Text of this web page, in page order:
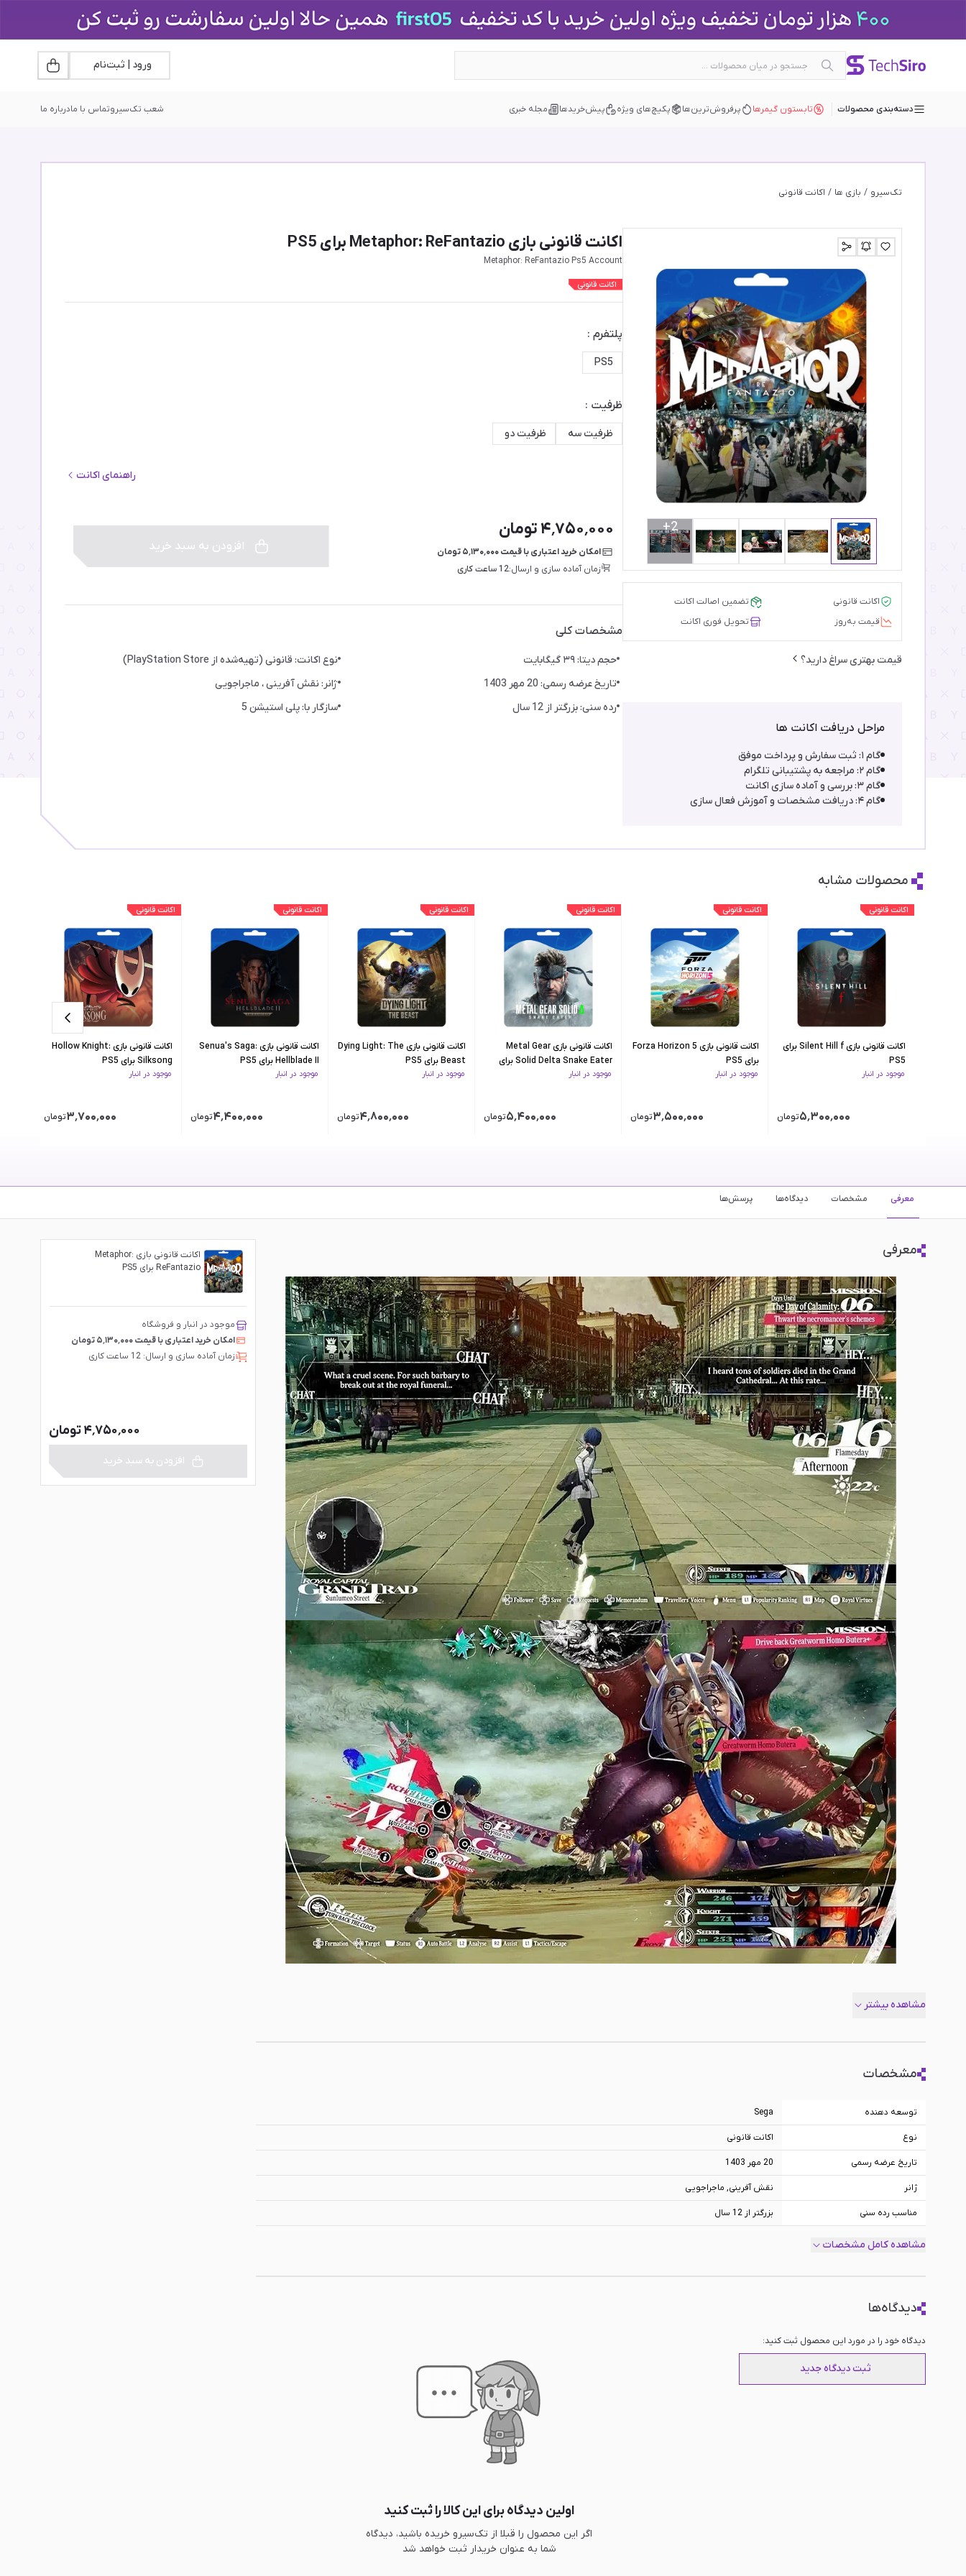
ورود | ثبت‌نام
دسته‌بندی محصولات تابستون گیمرها پرفروش‌ترین‌ها پکیچ‌های ویژه پیش‌خریدها مجله خبری شعب تک‌سیروتماس با مادرباره ما
تک‌سیرو / بازی ها / اکانت قانونی
2+
اکانت قانونی
تضمین اصالت اکانت
قیمت‌ به‌روز
تحویل فوری اکانت
قیمت بهتری سراغ دارید؟
مراحل دریافت اکانت ها
گام ۱: ثبت سفارش و پرداخت موفق
گام ۲: مراجعه به پشتیبانی تلگرام
گام ۳: بررسی و آماده سازی اکانت
گام ۴: دریافت مشخصات و آموزش فعال سازی
اکانت قانونی بازی Metaphor: ReFantazio برای PS5
Metaphor: ReFantazio Ps5 Account
اکانت قانونی
پلتفرم :
PS5
ظرفیت :
ظرفیت سه ظرفیت دو
راهنمای اکانت
افزودن به سبد خرید
۴٬۷۵۰٬۰۰۰ تومان
امکان خرید اعتباری با قیمت ۵٬۱۳۰٬۰۰۰ تومان
زمان آماده سازی و ارسال:12 ساعت کاری
مشخصات کلی
حجم دیتا: ۳۹ گیگابایت
نوع اکانت: قانونی (تهیه‌شده از PlayStation Store)
تاریخ عرضه رسمی: 20 مهر 1403
ژانر: نقش آفرینی ، ماجراجویی
رده سنی: بزرگتر از 12 سال
سازگار با: پلی استیشن 5
محصولات مشابه
اکانت قانونی
اکانت قانونی بازی Silent Hill f برای
PS5
موجود در انبار
۵٬۳۰۰٬۰۰۰تومان
اکانت قانونی
اکانت قانونی بازی Forza Horizon 5
برای PS5
موجود در انبار
۳٬۵۰۰٬۰۰۰تومان
اکانت قانونی
اکانت قانونی بازی Metal Gear
Solid Delta Snake Eater برای
PS5
موجود در انبار
۵٬۴۰۰٬۰۰۰تومان
اکانت قانونی
اکانت قانونی بازی Dying Light: The
Beast برای PS5
موجود در انبار
۴٬۸۰۰٬۰۰۰تومان
اکانت قانونی
اکانت قانونی بازی Senua's Saga:
Hellblade II برای PS5
موجود در انبار
۴٬۴۰۰٬۰۰۰تومان
اکانت قانونی
اکانت قانونی بازی Hollow Knight:
Silksong برای PS5
موجود در انبار
۳٬۷۰۰٬۰۰۰تومان
معرفی مشخصات دیدگاه‌ها پرسش‌ها
معرفی
مشاهده بیشتر
مشخصات
توسعه دهنده Sega
نوع اکانت قانونی
تاریخ عرضه رسمی 20 مهر 1403
ژانر نقش آفرینی, ماجراجویی
مناسب رده سنی بزرگتر از 12 سال
پلتفرم
مشاهده کامل مشخصات
دیدگاه‌ها
دیدگاه خود را در مورد این محصول ثبت کنید:
ثبت دیدگاه جدید
اولین دیدگاه برای این کالا را ثبت کنید
اگر این محصول را قبلا از تک‌سیرو خریده باشید، دیدگاه
شما به عنوان خریدار ثبت خواهد شد
اکانت قانونی بازی Metaphor:
ReFantazio برای PS5
موجود در انبار و فروشگاه
امکان خرید اعتباری با قیمت ۵٬۱۳۰٬۰۰۰ تومان
زمان آماده سازی و ارسال: 12 ساعت کاری
۴٬۷۵۰٬۰۰۰ تومان
افزودن به سبد خرید